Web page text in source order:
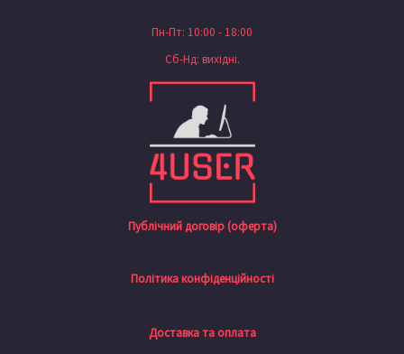
Пн-Пт: 10:00 - 18:00
Сб-Нд: вихідні.
Публічний договір (оферта)
Політика конфіденційності
Доставка та оплата